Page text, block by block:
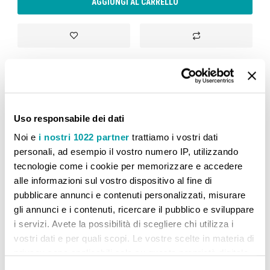
Uso responsabile dei dati
Noi e i nostri 1022 partner trattiamo i vostri dati
personali, ad esempio il vostro numero IP, utilizzando
tecnologie come i cookie per memorizzare e accedere
alle informazioni sul vostro dispositivo al fine di
pubblicare annunci e contenuti personalizzati, misurare
gli annunci e i contenuti, ricercare il pubblico e sviluppare
i servizi. Avete la possibilità di scegliere chi utilizza i
vostri dati e per quali scopi. Le vostre scelte in materia di
AGGIUNGI AL CARRELLO
Aggiungi alla lista desideri Aggiungi al
CONFRONTA PRODOTTI
Non ci sono articoli da confrontare.